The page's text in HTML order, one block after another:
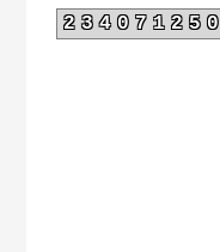
234071250